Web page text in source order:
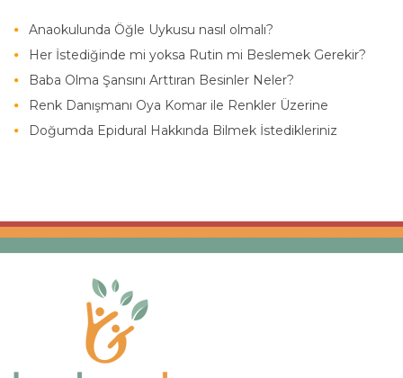
Anaokulunda Öğle Uykusu nasıl olmalı?
Her İstediğinde mi yoksa Rutin mi Beslemek Gerekir?
Baba Olma Şansını Arttıran Besinler Neler?
Renk Danışmanı Oya Komar ile Renkler Üzerine
Doğumda Epidural Hakkında Bilmek İstedikleriniz